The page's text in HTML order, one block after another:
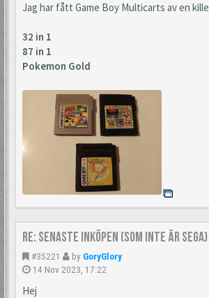
Jag har fått Game Boy Multicarts av en kille
32 in 1
87 in 1
Pokemon Gold
Re: Senaste inköpen (som inte är Sega)
#35221 by GoryGlory
14 Nov 2023, 17:22
Hej